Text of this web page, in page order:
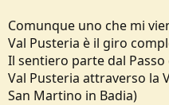
Comunque uno che mi
Val Pusteria è il giro
Il sentiero parte dal
Val Pusteria attraverso la
San Martino in Badia)